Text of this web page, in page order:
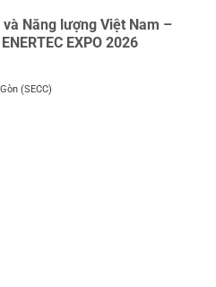
Năng lượng Việt Nam –
EXPO 2026
(SECC)